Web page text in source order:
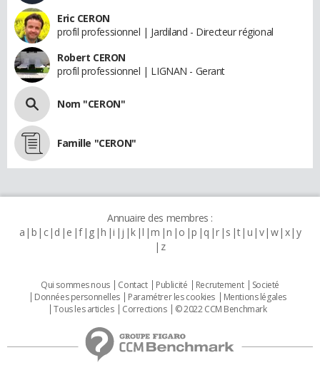
Eric CERON
profil professionnel | Jardiland - Directeur régional
Robert CERON
profil professionnel | LIGNAN - Gerant
Nom "CERON"
Famille "CERON"
Annuaire des membres :
a b c d e f g h i j k l m n o p q r s t u v w x y
z
Qui sommes nous Contact Publicité Recrutement
Societé
Données personnelles
Paramétrer les cookies
Mentions légales
Tous les articles
Corrections © 2022 CCM Benchmark